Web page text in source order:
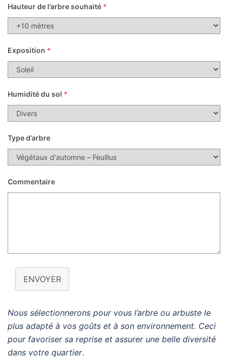
Hauteur de l’arbre souhaité *
Exposition *
Humidité du sol *
Type d’arbre
Commentaire
ENVOYER
Nous sélectionnerons pour vous l’arbre ou arbuste le
plus adapté à vos goûts et à son environnement. Ceci
pour favoriser sa reprise et assurer une belle diversité
dans votre quartier.